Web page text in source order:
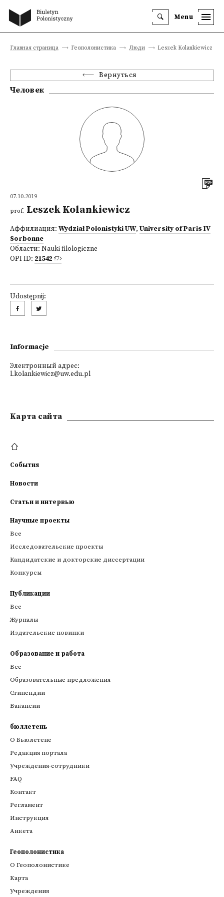
Menu
Главная страница Геополонистика Люди Leszek Kolankiewicz
Вернуться
Человек
07.10.2019
prof. Leszek Kolankiewicz
Аффилиация: Wydział Polonistyki UW, University of Paris IV
Sorbonne
Области: Nauki filologiczne
OPI ID: 21542
Udostępnij:
Informacje
Электронный адрес:
l.kolankiewicz@uw.edu.pl
Kарта сайта
События
Новости
Статьи и интервью
Научные проекты
Все
Исследовательские проекты
Кандидатские и докторские диссертации
Конкурсы
Публикации
Все
Журналы
Издательские новинки
Образование и работа
Все
Образовательные предложения
Стипендии
Вакансии
бюллетень
О Бьюлетене
Редакция портала
Учреждения-сотрудники
FAQ
Контакт
Регламент
Инструкция
Анкета
Геополонистика
О Геополонистике
Kарта
Учреждения